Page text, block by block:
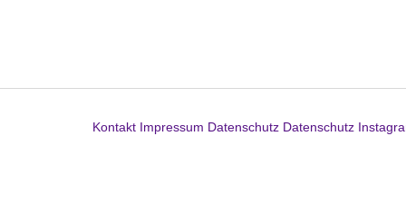
Kontakt Impressum Datenschutz Datenschutz